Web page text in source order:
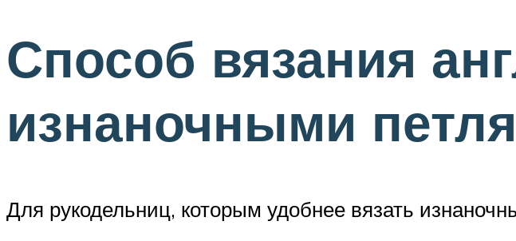
Способ вязания
изнаночными
Для рукодельниц, которым удобнее вязать